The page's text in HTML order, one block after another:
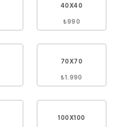
40X40
₺990
70X70
₺1.990
100X100